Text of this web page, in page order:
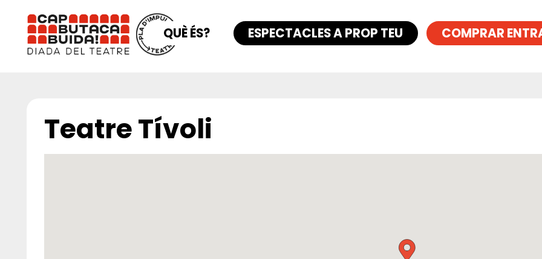
QUÈ ÉS? ESPECTACLES A PROP TEU COMPRAR
Teatre Tívoli